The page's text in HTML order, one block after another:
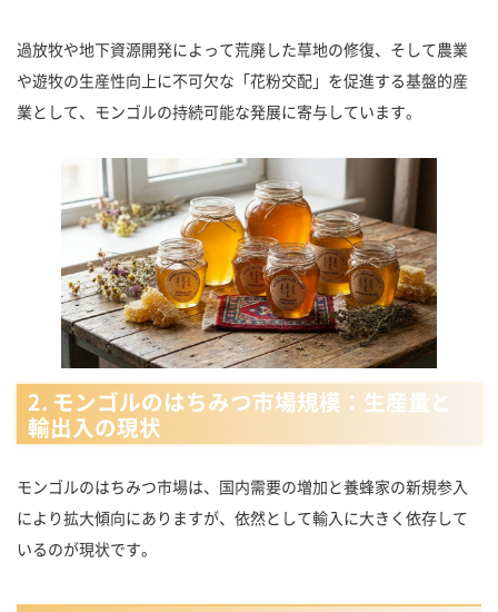
過放牧や地下資源開発によって荒廃した草地の修復、そして農業
や遊牧の生産性向上に不可欠な「花粉交配」を促進する基盤的産
業として、モンゴルの持続可能な発展に寄与しています。
2. モンゴルのはちみつ市場規模：生産量と
輸出入の現状
モンゴルのはちみつ市場は、国内需要の増加と養蜂家の新規参入
により拡大傾向にありますが、依然として輸入に大きく依存して
いるのが現状です。